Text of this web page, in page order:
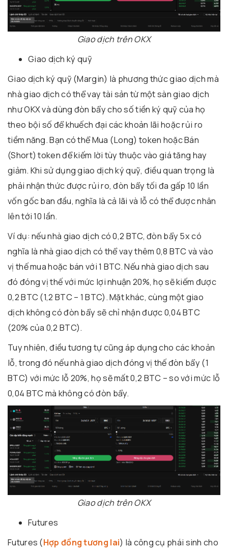
Giao dịch trên OKX
Giao dịch ký quỹ
Giao dịch ký quỹ (Margin) là phương thức giao dịch mà
nhà giao dịch có thể vay tài sản từ một sàn giao dịch
như OKX và dùng đòn bẩy cho số tiền ký quỹ của họ
theo bội số để khuếch đại các khoản lãi hoặc rủi ro
tiềm năng. Bạn có thể Mua (Long) token hoặc Bán
(Short) token để kiếm lời tùy thuộc vào giá tăng hay
giảm. Khi sử dụng giao dịch ký quỹ, điều quan trọng là
phải nhận thức được rủi ro, đòn bẩy tối đa gấp 10 lần
vốn gốc ban đầu, nghĩa là cả lãi và lỗ có thể được nhân
lên tới 10 lần.
Ví dụ: nếu nhà giao dịch có 0,2 BTC, đòn bẩy 5x có
nghĩa là nhà giao dịch có thể vay thêm 0,8 BTC và vào
vị thế mua hoặc bán với 1 BTC. Nếu nhà giao dịch sau
đó đóng vị thế với mức lợi nhuận 20%, họ sẽ kiếm được
0,2 BTC (1,2 BTC – 1 BTC). Mặt khác, cùng một giao
dịch không có đòn bẩy sẽ chỉ nhận được 0,04 BTC
(20% của 0,2 BTC).
Tuy nhiên, điều tương tự cũng áp dụng cho các khoản
lỗ, trong đó nếu nhà giao dịch đóng vị thế đòn bẩy (1
BTC) với mức lỗ 20%, họ sẽ mất 0,2 BTC – so với mức lỗ
0,04 BTC mà không có đòn bẩy.
Giao dịch trên OKX
Futures
Futures (Hợp đồng tương lai) là công cụ phái sinh cho